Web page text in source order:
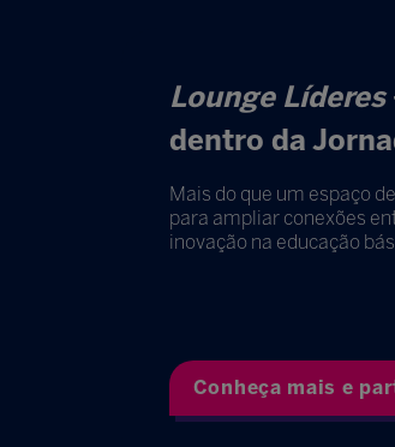
Lounge Líderes
dentro da
Mais do que um espaço
para ampliar conexões
inovação na educação
Conheça mais e